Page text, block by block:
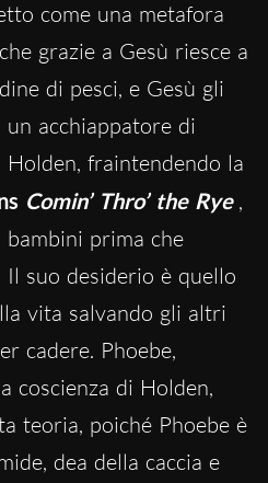
come una metafora
grazie a Gesù riesce a
di pesci, e Gesù gli
acchiappatore di
fraintendendo la
Comin’ Thro’ the Rye ,
prima che
Il suo desiderio è quello
vita salvando gli altri
cadere. Phoebe,
coscienza di Holden,
teoria, poiché Phoebe è
dea della caccia e